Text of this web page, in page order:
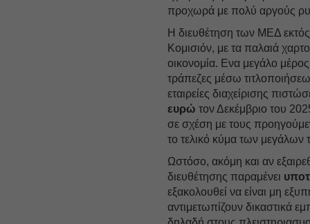
προχωρά με πολύ αργούς
Η διευθέτηση των ΜΕΔ
Κομισιόν, με τα παλαιά
οικονομία. Ενα μεγάλο
τράπεζες μέσω
εταιρείες διαχείρισης
ευρώ τον Δεκέμβριο του
σε σχέση με τους
το τελικό κύμα των μεγάλων
Ωστόσο, ακόμη και αν
διευθέτησης παραμένει
εξακολουθεί να είναι μη
αντιμετωπίζουν δικαστικά